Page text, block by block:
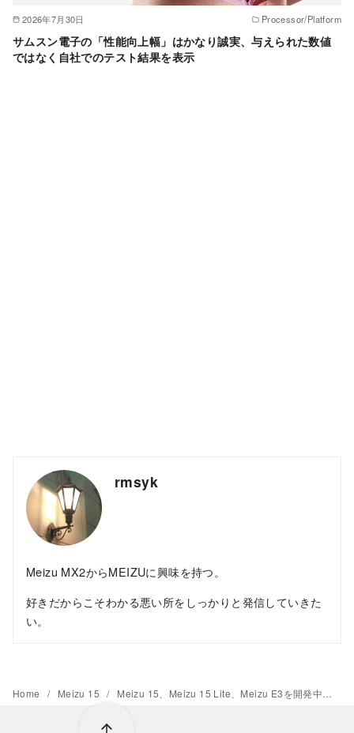
2026年7月30日 Processor/Platform
サムスン電子の「性能向上幅」はかなり誠実、与えられた数値
ではなく自社でのテスト結果を表示
rmsyk
Meizu MX2からMEIZUに興味を持つ。
好きだからこそわかる悪い所をしっかりと発信していきた
い。
Home Meizu 15 Meizu 15、Meizu 15 Lite、Meizu E3を開発中。Google Playのサポート端末リストに追加